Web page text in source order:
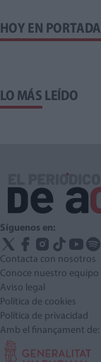
HOY EN PORTADA
LO MÁS LEÍDO
Síguenos en:
Contacta con nosotros
Conoce nuestro equipo
Aviso legal
Política de cookies
Política de privacidad
Amb el finançament de: